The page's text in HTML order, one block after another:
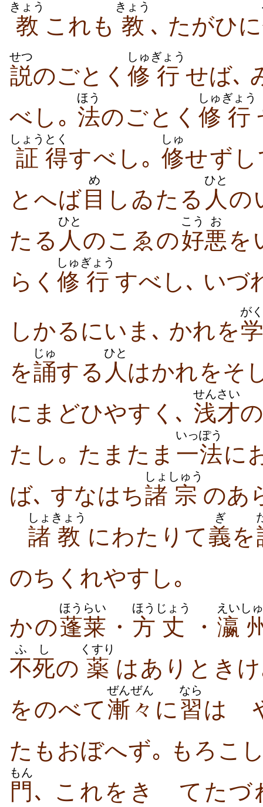
教
きょう
これも 教
きょう
､ たがひに
説
せつ
のごとく 修
しゅ
行
ぎょう
せば､
べし｡ 法
ほう
のごとく 修
しゅ
行
ぎょう
証
しょう
得
とく
すべし｡ 修
しゅ
せず
とへば 目
め
しゐたる 人
ひと
の
たる 人
ひと
のこゑの好
こう
悪
お
を
らく 修
しゅ
行
ぎょう
すべし､ いづ
しかるにいま､ かれを学
がく
を誦
じゅ
する 人
ひと
はかれをそ
にまどひやすく､ 浅才
せんさい
の
たし｡ たまたま 一法
いっぽう
に
ば､ すなはち諸
しょ
宗
しゅう
のあ
諸
しょ
教
きょう
にわたりて義
ぎ
を
のちくれやすし｡
かの蓬莱
ほうらい
・ 方
ほう
丈
じょう
・ 瀛
えい し
不死
ふし
の 薬
くすり
はありとき
をのべて漸々
ぜんぜん
に習
なら
はゞ
たもおぼへず｡ もろこ
門
もん